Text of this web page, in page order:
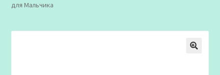
Магазин
меню
Личный кабинет
для Мальчика